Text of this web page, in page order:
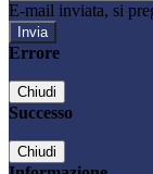
E-mail inviata, si
Errore
Chiudi
Successo
Chiudi